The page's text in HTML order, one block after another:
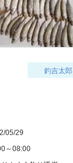
釣吉太郎
05/29
～08:00